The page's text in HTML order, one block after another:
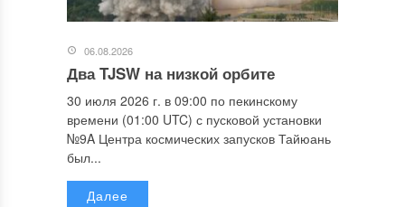
06.08.2026
Два TJSW на низкой орбите
30 июля 2026 г. в 09:00 по пекинскому
времени (01:00 UTC) с пусковой установки
№9A Центра космических запусков Тайюань
был...
Далее